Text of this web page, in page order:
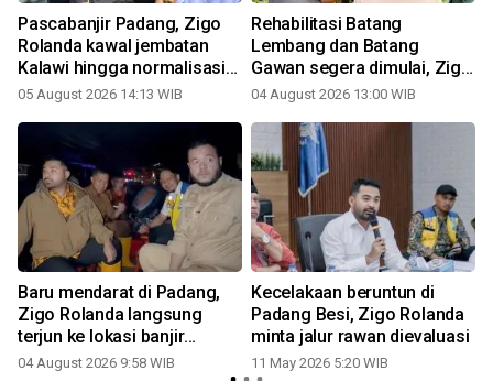
Pascabanjir Padang, Zigo
Rolanda kawal jembatan
Kalawi hingga normalisasi
sungai
05 August 2026 14:13 WIB
Rehabilitasi Batang
Lembang dan Batang
Gawan segera dimulai, Zigo
Rolanda pastikan proyek
04 August 2026 13:00 WIB
Baru mendarat di Padang,
Zigo Rolanda langsung
terjun ke lokasi banjir
bersama Fadly Amran
04 August 2026 9:58 WIB
Kecelakaan beruntun di
Padang Besi, Zigo Rolanda
minta jalur rawan dievaluasi
11 May 2026 5:20 WIB